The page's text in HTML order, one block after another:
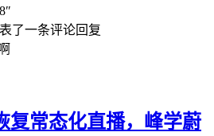
了一条评论回复
复常态化直播，峰学蔚